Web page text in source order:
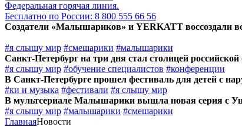
Федеральная горячая линия.
Бесплатно по России: 8 800 555 66 56
Создатели «Малышариков» и YERKATT воссоздали
#я слышу мир #смешарики #малышарики
Санкт-Петербург на три дня стал столицей
#я слышу мир #обучение специалистов #конференции
В Санкт-Петербурге прошел фестиваль для детей с
#ки и музыка #фестивали #я слышу мир
В мультсериале Малышарики вышла новая серия с
#я слышу мир #малышарики #смешарики
ГлавнаяНовости